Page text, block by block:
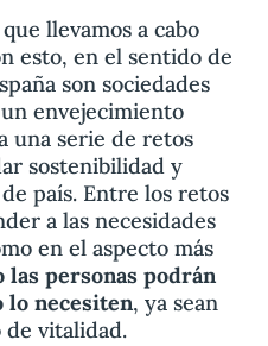
llevamos a cabo
esto, en el sentido de
son sociedades
envejecimiento
una serie de retos
sostenibilidad y
país. Entre los retos
a las necesidades
en el aspecto más
las personas podrán
lo necesiten, ya sean
de vitalidad.